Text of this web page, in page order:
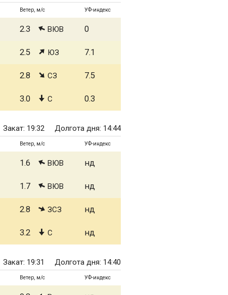
Ветер, м/с УФ-индекс
2.3 ВЮВ 0
2.5 ЮЗ 7.1
2.8 СЗ 7.5
3.0 С 0.3
Закат: 19:32 Долгота дня: 14:44
Ветер, м/с УФ-индекс
1.6 ВЮВ нд
1.7 ВЮВ нд
2.8 ЗСЗ нд
3.2 С нд
Закат: 19:31 Долгота дня: 14:40
Ветер, м/с УФ-индекс